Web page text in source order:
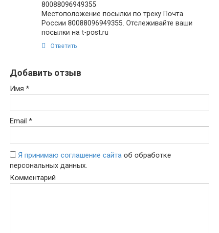
80088096949355
Местоположение посылки по треку Почта
России 80088096949355. Отслеживайте ваши
посылки на t-post.ru
Ответить
Добавить отзыв
Имя *
Email *
Я принимаю соглашение сайта об обработке
персональных данных.
Комментарий